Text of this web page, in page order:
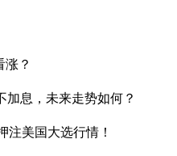
？
息，未来走势如何？
美国大选行情！